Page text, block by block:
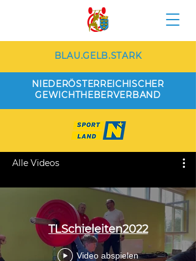
BLAU.GELB.STARK
NIEDERÖSTERREICHISCHER
GEWICHTHEBERVERBAND
VIDEOTHEK
Alle Videos
TLSchieleiten2022
Video abspielen